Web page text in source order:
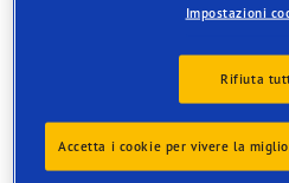
Impostazioni
Rifiuta
Accetta i cookie per vivere la